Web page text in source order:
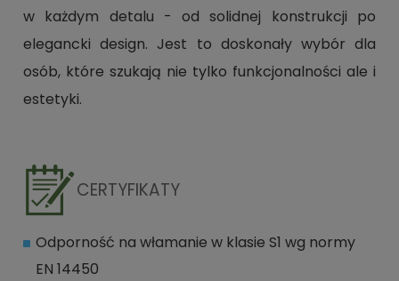
w każdym detalu - od solidnej konstrukcji po
elegancki design. Jest to doskonały wybór dla
osób, które szukają nie tylko funkcjonalności ale i
estetyki.
CERTYFIKATY
Odporność na włamanie w klasie S1 wg normy
EN 14450